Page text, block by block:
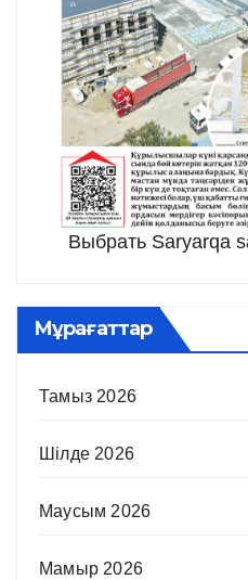
Выбрать Saryarqa
Мұрағаттар
Тамыз 2026
Шілде 2026
Маусым 2026
Мамыр 2026